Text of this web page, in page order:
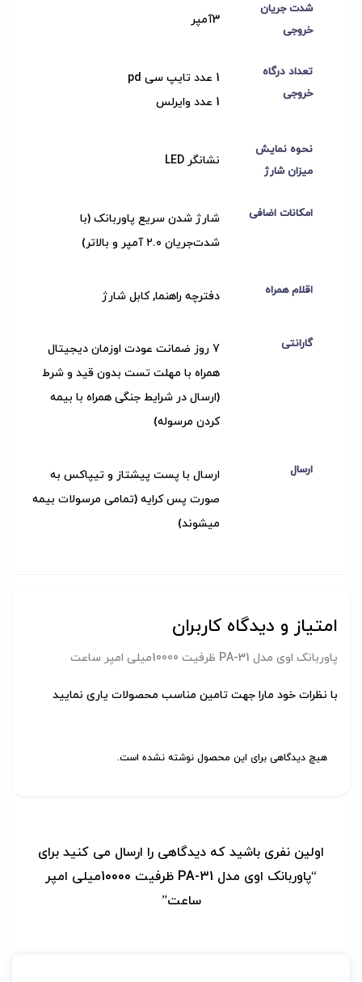
شدت جریان
خروجی
3آمپر
تعداد درگاه
خروجی
1 عدد تایپ سی pd
1 عدد وایرلس
نحوه نمایش
میزان شارژ
نشانگر LED
امکانات اضافی
شارژ شدن سریع پاوربانک (با
شدت‌جریان ۲.۰ آمپر و بالاتر)
اقلام همراه دفترچه راهنما, کابل شارژ
گارانتی
7 روز ضمانت عودت اوزمان دیجیتال
همراه با مهلت تست بدون قید و شرط
(ارسال در شرایط جنگی همراه با بیمه
کردن مرسوله)
ارسال
ارسال با پست پیشتاز و تیپاکس به
صورت پس کرایه (تمامی مرسولات بیمه
میشوند)
امتیاز و دیدگاه کاربران
پاوربانک اوی مدل PA-31 ظرفیت 10000میلی امپر ساعت
با نظرات خود مارا جهت تامین مناسب محصولات یاری نمایید
هیچ دیدگاهی برای این محصول نوشته نشده است.
اولین نفری باشید که دیدگاهی را ارسال می کنید برای
“پاوربانک اوی مدل PA-31 ظرفیت 10000میلی امپر
ساعت”